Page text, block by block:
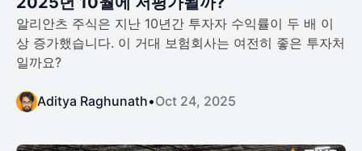
알리안츠 주식은 지난 10년간 투자자 수익률이 두 배 이
상 증가했습니다. 이 거대 보험회사는 여전히 좋은 투자처
일까요?
Aditya Raghunath•Oct 24, 2025